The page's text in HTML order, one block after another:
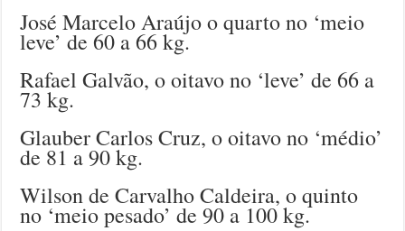
José Marcelo Araújo o quarto no ‘meio
leve’ de 60 a 66 kg.
Rafael Galvão, o oitavo no ‘leve’ de 66 a
73 kg.
Glauber Carlos Cruz, o oitavo no ‘médio’
de 81 a 90 kg.
Wilson de Carvalho Caldeira, o quinto
no ‘meio pesado’ de 90 a 100 kg.